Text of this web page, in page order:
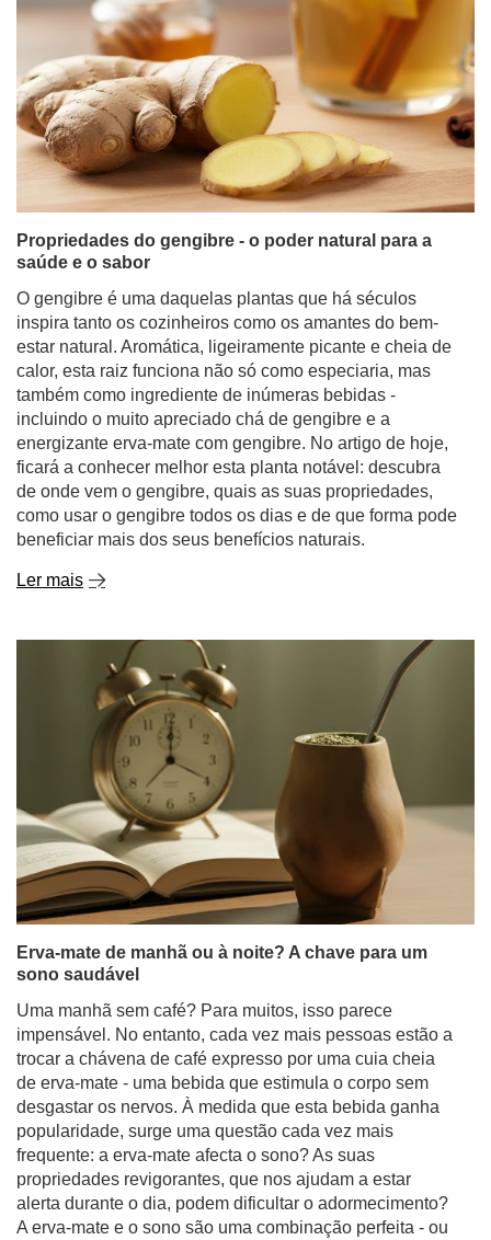
Propriedades do gengibre - o poder natural para a
saúde e o sabor
O gengibre é uma daquelas plantas que há séculos
inspira tanto os cozinheiros como os amantes do bem-
estar natural. Aromática, ligeiramente picante e cheia de
calor, esta raiz funciona não só como especiaria, mas
também como ingrediente de inúmeras bebidas -
incluindo o muito apreciado chá de gengibre e a
energizante erva-mate com gengibre. No artigo de hoje,
ficará a conhecer melhor esta planta notável: descubra
de onde vem o gengibre, quais as suas propriedades,
como usar o gengibre todos os dias e de que forma pode
beneficiar mais dos seus benefícios naturais.
Ler mais
Erva-mate de manhã ou à noite? A chave para um
sono saudável
Uma manhã sem café? Para muitos, isso parece
impensável. No entanto, cada vez mais pessoas estão a
trocar a chávena de café expresso por uma cuia cheia
de erva-mate - uma bebida que estimula o corpo sem
desgastar os nervos. À medida que esta bebida ganha
popularidade, surge uma questão cada vez mais
frequente: a erva-mate afecta o sono? As suas
propriedades revigorantes, que nos ajudam a estar
alerta durante o dia, podem dificultar o adormecimento?
A erva-mate e o sono são uma combinação perfeita - ou